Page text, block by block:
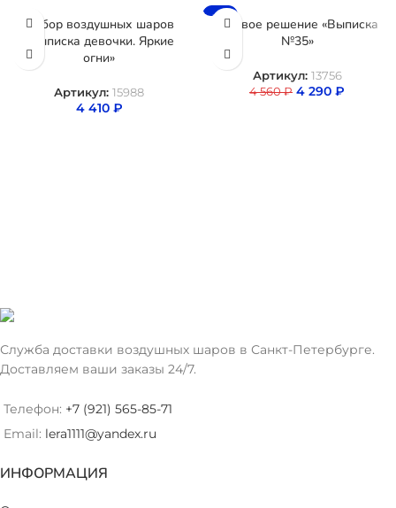
Набор воздушных шаров
«Выписка девочки. Яркие
огни»
Артикул: 15988
4 410 ₽
-6%
Готовое решение «Выписка
№35»
Артикул: 13756
4 560₽ 4 290 ₽
Служба доставки воздушных шаров в Санкт-Петербурге.
Доставляем ваши заказы 24/7.
Телефон: +7 (921) 565-85-71
Email: lera1111@yandex.ru
ИНФОРМАЦИЯ